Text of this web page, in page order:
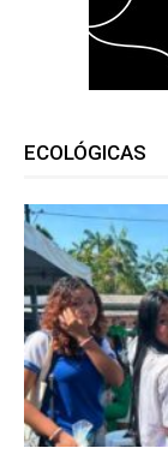
ECOLÓGICAS